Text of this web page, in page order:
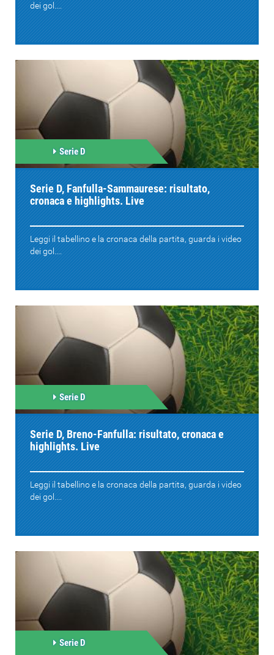
dei gol....
Serie D
Serie D, Fanfulla-Sammaurese: risultato,
cronaca e highlights. Live
Leggi il tabellino e la cronaca della partita, guarda i video
dei gol....
Serie D
Serie D, Breno-Fanfulla: risultato, cronaca e
highlights. Live
Leggi il tabellino e la cronaca della partita, guarda i video
dei gol....
Serie D